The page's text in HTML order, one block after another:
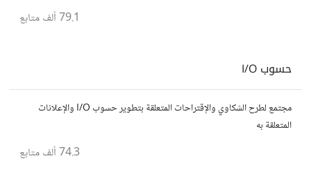
79.1 ألف متابع
حسوب I/O
مجتمع لطرح الشكاوي والإقتراحات المتعلقة بتطوير حسوب I/O والإعلانات
المتعلقة به
74.3 ألف متابع